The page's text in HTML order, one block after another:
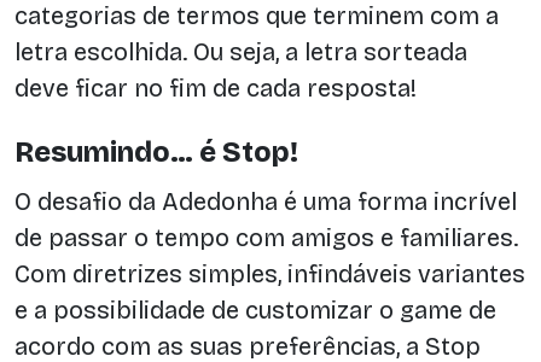
categorias de termos que terminem com a
letra escolhida. Ou seja, a letra sorteada
deve ficar no fim de cada resposta!
Resumindo… é Stop!
O desafio da Adedonha é uma forma incrível
de passar o tempo com amigos e familiares.
Com diretrizes simples, infindáveis variantes
e a possibilidade de customizar o game de
acordo com as suas preferências, a Stop